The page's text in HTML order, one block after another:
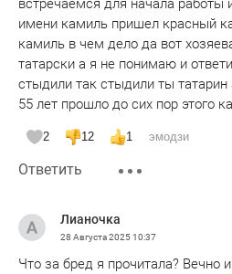
встречаемся для начала работы
имени камиль пришел красный
камиль в чем дело да вот
татарски а я не понимаю и
стыдили так стыдили ты татарин
55 лет прошло до сих пор этого
2 12 1 эмодзи
Ответить
Лианочка
28 Августа 202510:37
Что за бред я прочитала? Вечно